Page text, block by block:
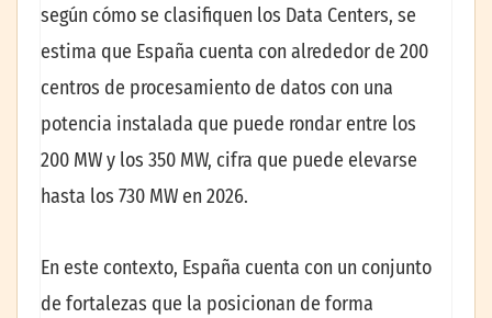
según cómo se clasifiquen los Data Centers, se
estima que España cuenta con alrededor de 200
centros de procesamiento de datos con una
potencia instalada que puede rondar entre los
200 MW y los 350 MW, cifra que puede elevarse
hasta los 730 MW en 2026.
En este contexto, España cuenta con un conjunto
de fortalezas que la posicionan de forma